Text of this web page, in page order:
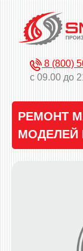
8 (800)
с 09.00 до
РЕМОНТ
МОДЕЛЕЙ